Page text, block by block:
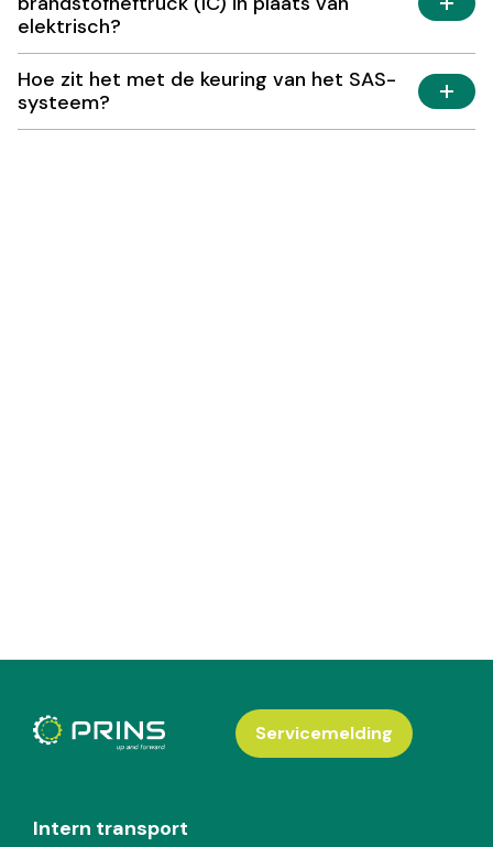
elektrisch?
Hoe zit het met de keuring van het SAS-
systeem?
Intern transport
Servicemelding